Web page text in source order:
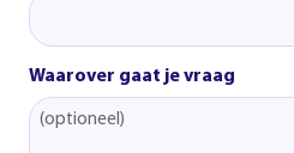
Waarover gaat je vraag